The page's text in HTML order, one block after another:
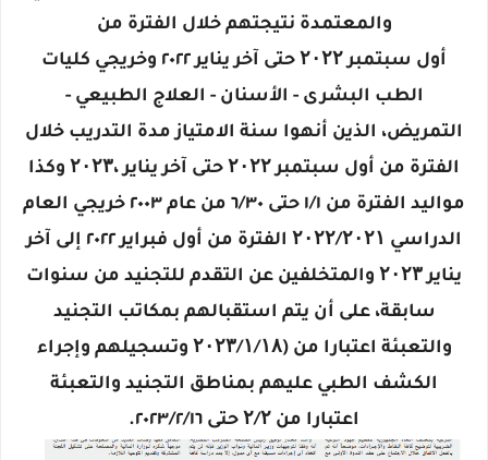
والمعتمدة نتيجتهم خلال الفترة من
أول سبتمبر ۲۰۲۲ حتى آخر يناير ٢٠٢٢ وخريجي كليات
الطب البشرى - الأسنان - العلاج الطبيعي -
التمريض، الذين أنهوا سنة الامتياز مدة التدريب خلال
الفترة من أول سبتمبر ۲۰۲۲ حتى آخر يناير ،۲۰۲۳ وكذا
مواليد الفترة من ١/١ حتى ٦/٣٠ من عام ٢٠٠٣ خريجي العام
الدراسي ۲۰۲۲/۲۰۲۱ الفترة من أول فبراير ٢٠٢٢ إلى آخر
يناير ۲۰۲۳ والمتخلفين عن التقدم للتجنيد من سنوات
سابقة، على أن يتم استقبالهم بمكاتب التجنيد
والتعبئة اعتبارا من (۲۰۲۳/۱/۱۸ وتسجيلهم وإجراء
الكشف الطبي عليهم بمناطق التجنيد والتعبئة
اعتبارا من ۲/۲ حتى ٢٠٢٣/٢/١٦.